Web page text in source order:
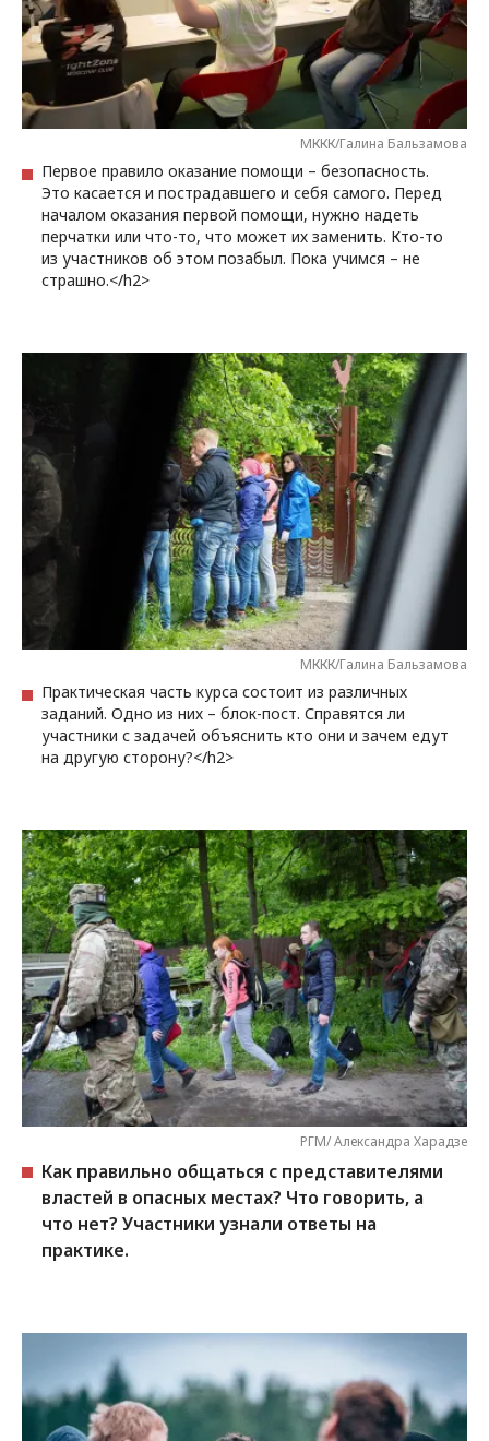
МККК/Галина Бальзамова
Первое правило оказание помощи – безопасность.
Это касается и пострадавшего и себя самого. Перед
началом оказания первой помощи, нужно надеть
перчатки или что-то, что может их заменить. Кто-то
из участников об этом позабыл. Пока учимся – не
страшно.</h2>
МККК/Галина Бальзамова
Практическая часть курса состоит из различных
заданий. Одно из них – блок-пост. Справятся ли
участники с задачей объяснить кто они и зачем едут
на другую сторону?</h2>
РГМ/ Александра Харадзе
Как правильно общаться с представителями
властей в опасных местах? Что говорить, а
что нет? Участники узнали ответы на
практике.